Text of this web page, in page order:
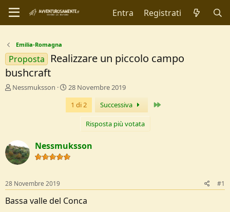
Entra Registrati
Emilia-Romagna
Proposta
Realizzare un piccolo campo
bushcraft
C
r
e
D
s
c
u
s
Nessmuksson
D
a
a
I
n
i
o
28 Novembre 2019
1 di 2
Successiva
Risposta più votata
Nessmuksson
28 Novembre 2019 #1
Bassa valle del Conca